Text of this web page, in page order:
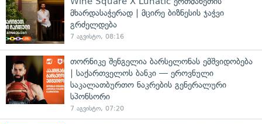
მხარდასაჭერად | მცირე ბიზნესის ჯაჭვი
გრძელდება
7 აგვისტო, 08:16
თორნიკე შენგელია ბარსელონას ემშვიდობება
| საქართველოს ბანკი — ეროვნული
საკალათბურთო ნაკრების გენერალური
სპონსორი
7 აგვისტო, 07:20